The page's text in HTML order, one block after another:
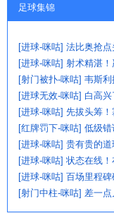
足球集锦
[进球-咪咕] 法比奥抢
[进球-咪咕] 射术精湛
[射门被扑-咪咕] 韦斯
[进球无效-咪咕] 白高
[进球-咪咕] 先拔头筹
[红牌罚下-咪咕] 低级
[进球-咪咕] 贵有贵的
[进球-咪咕] 状态在线
[进球-咪咕] 百场里程
[射门中柱-咪咕] 差一